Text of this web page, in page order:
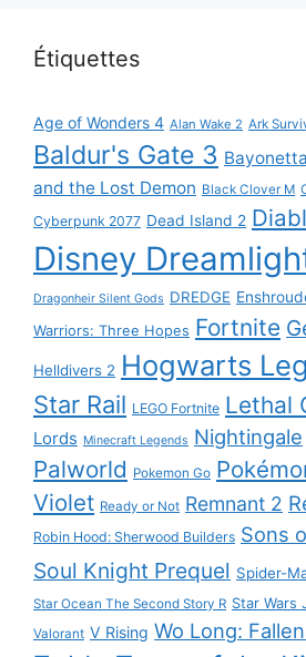
Étiquettes
Age of Wonders 4 Alan Wake 2 Ark
Baldur's Gate 3
and the Lost Demon Black Clover M
Cyberpunk 2077 Dead Island 2
Disney
Dragonheir Silent Gods DREDGE
Warriors: Three Hopes Fortnite
Helldivers 2 Hogwarts
Star Rail LEGO Fortnite Lethal
Lords Minecraft Legends Nightingale
Palworld Pokemon Go
Violet Ready or Not Remnant 2
Robin Hood: Sherwood Builders Sons
Soul Knight Prequel Spider-
Star Ocean The Second Story R Star Wars
Valorant V Rising Wo Long: